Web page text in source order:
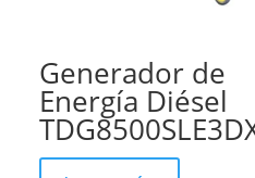
Generador de
Energía Diésel